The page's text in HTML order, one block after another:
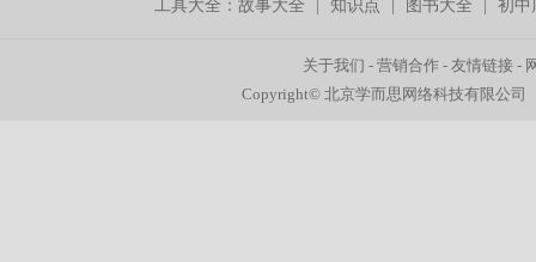
工具大全：故事大全 |知识点 图书大全 |初中
关于我们 -营销合作 -友情链接 -
Copyright© 北京学而思网络科技有限公司